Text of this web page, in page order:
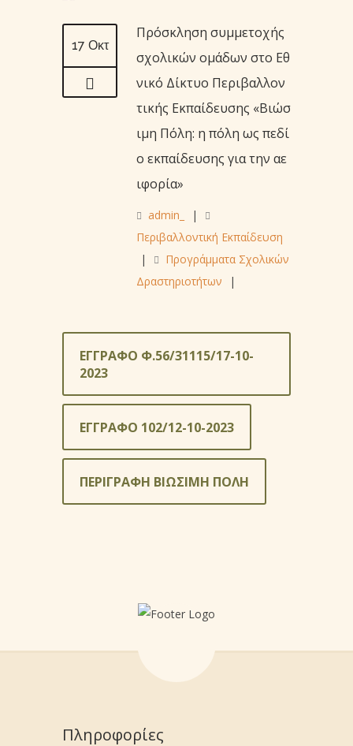
17 Οκτ
Πρόσκληση συμμετοχής
σχολικών ομάδων στο Εθ
νικό Δίκτυο Περιβαλλον
τικής Εκπαίδευσης «Βιώσ
ιμη Πόλη: η πόλη ως πεδί
ο εκπαίδευσης για την αε
ιφορία»
admin_
|
Περιβαλλοντική Εκπαίδευση
|
Προγράμματα Σχολικών
Δραστηριοτήτων
|
ΕΓΓΡΑΦΟ Φ.56/31115/17-10-
2023
ΕΓΓΡΑΦΟ 102/12-10-2023
ΠΕΡΙΓΡΑΦΗ ΒΙΩΣΙΜΗ ΠΟΛΗ
Πληροφορίες